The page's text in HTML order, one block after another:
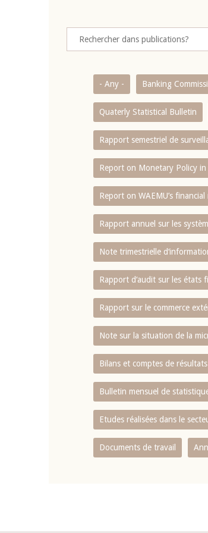
- Any - Banking
Quaterly Statistical Bulletin
Rapport semestriel de
Report on Monetary Policy in
Report on WAEMU’s
Rapport annuel sur les
Note trimestrielle
Rapport d‘audit sur les états
Rapport sur le commerce
Note sur la situation de la
Bilans et comptes de
Bulletin mensuel de
Etudes réalisées dans le
Documents de travail